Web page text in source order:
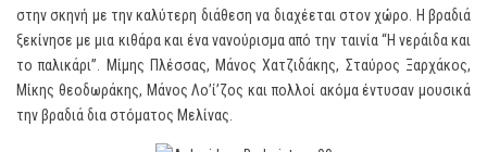
στην σκηνή με την καλύτερη διάθεση να διαχέεται στον χώρο. Η βραδιά
ξεκίνησε με μια κιθάρα και ένα νανούρισμα από την ταινία “Η νεράιδα και
το παλικάρι”. Μίμης Πλέσσας, Μάνος Χατζιδάκης, Σταύρος Ξαρχάκος,
Μίκης θεοδωράκης, Μάνος Λο’ί’ζος και πολλοί ακόμα έντυσαν μουσικά
την βραδιά δια στόματος Μελίνας.